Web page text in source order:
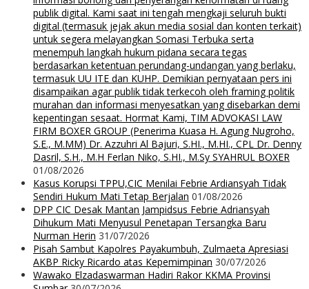
publik digital. Kami saat ini tengah mengkaji seluruh bukti
digital (termasuk jejak akun media sosial dan konten terkait)
untuk segera melayangkan Somasi Terbuka serta
menempuh langkah hukum pidana secara tegas
berdasarkan ketentuan perundang-undangan yang berlaku,
termasuk UU ITE dan KUHP. Demikian pernyataan pers ini
disampaikan agar publik tidak terkecoh oleh framing politik
murahan dan informasi menyesatkan yang disebarkan demi
kepentingan sesaat. Hormat Kami, TIM ADVOKASI LAW
FIRM BOXER GROUP (Penerima Kuasa H. Agung Nugroho,
S.E., M.MM) Dr. Azzuhri Al Bajuri, S.HI., M.HI., CPL Dr. Denny
Dasril, S.H., M.H Ferlan Niko, S.HI., M.Sy SYAHRUL BOXER
01/08/2026
Kasus Korupsi TPPU,CIC Menilai Febrie Ardiansyah Tidak
Sendiri Hukum Mati Tetap Berjalan 01/08/2026
DPP CIC Desak Mantan Jampidsus Febrie Adriansyah
Dihukum Mati Menyusul Penetapan Tersangka Baru
Nurman Herin 31/07/2026
Pisah Sambut Kapolres Payakumbuh, Zulmaeta Apresiasi
AKBP Ricky Ricardo atas Kepemimpinan 30/07/2026
Wawako Elzadaswarman Hadiri Rakor KKMA Provinsi